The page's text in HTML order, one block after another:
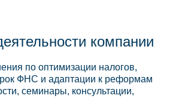
компании
по оптимизации налогов,
ФНС и адаптации к реформам
семинары, консультации,